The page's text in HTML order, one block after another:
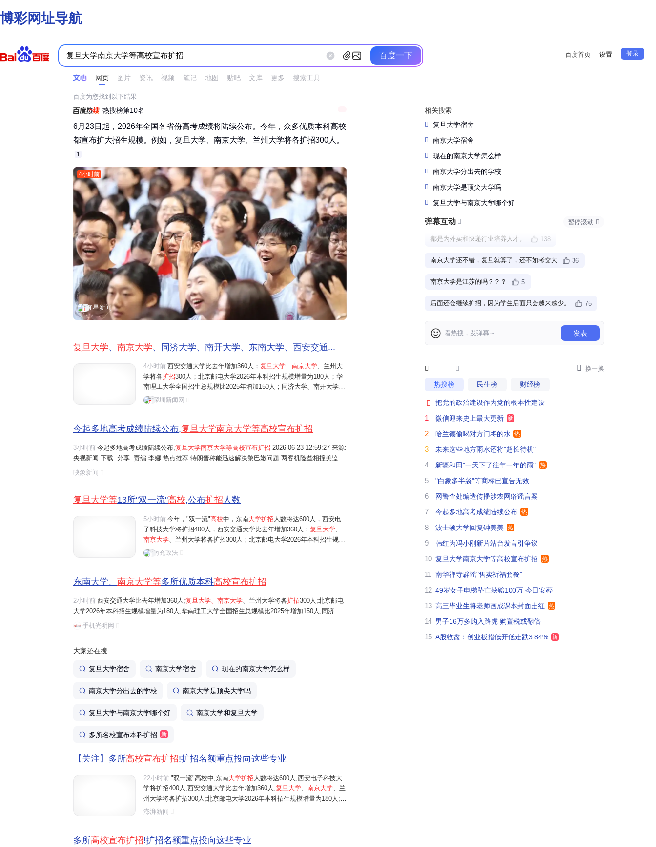
博彩网址导航
百度一下 百度首页 设置 登录
网页 图片 资讯 视频 笔记 地图 贴吧 文库 更多 搜索工具
相关搜索
复旦大学宿舍
南京大学宿舍
现在的南京大学怎么样
南京大学分出去的学校
南京大学是顶尖大学吗
复旦大学与南京大学哪个好
弹幕互动  暂停滚动 
138
都是为外卖和快递行业培养人才。
36
南京大学还不错，复旦就算了，还不如考交大
5
南京大学是江苏的吗？？？
75
后面还会继续扩招，因为学生后面只会越来越少。
36
扩招300人，一个标准寝室住6个，那就是50个寝室，得盖一栋宿舍楼啊
48
产业扩张啊，又有一部分"沉睡"资金被召唤出来。
千万别去武汉大学
愿每个孩子被合适学校录取
我想到了我们那时候扩招。新一次的轮回
32
努力赚钱，从高校开始！
武大法学别扩招就可以了
7
高考生今晚注定无眠
138
都是为外卖和快递行业培养人才。
5
南京大学是江苏的吗？？？
后面还会继续扩招，因为学生后面只会越来越少。
发表
   换一换
热搜榜 民生榜 财经榜
 把党的政治建设作为党的根本性建设
1 微信迎来史上最大更新 新
2 哈兰德偷喝对方门将的水 热
3 未来这些地方雨水还将"超长待机"
4 新疆和田"一天下了往年一年的雨" 热
5 "白象多半袋"等商标已宣告无效
6 网警查处编造传播涉农网络谣言案
7 今起多地高考成绩陆续公布 热
8 波士顿大学回复钟美美 热
9 韩红为冯小刚新片站台发言引争议
10 复旦大学南京大学等高校宣布扩招 热
11 南华禅寺辟谣"售卖祈福套餐"
12 49岁女子电梯坠亡获赔100万 今日安葬
13 高三毕业生将老师画成课本封面走红 热
14 男子16万多购入路虎 购置税或翻倍
15 A股收盘：创业板指低开低走跌3.84% 新
时间不限 所有网页和文件 站点内检索
百度为您找到以下结果
热搜榜第10名
6月23日起，2026年全国各省份高考成绩将陆续公布。今年，众多优质本科高校
都宣布扩大招生规模。例如，复旦大学、南京大学、兰州大学将各扩招300人。‌‌
1
4小时前
红星新闻
复旦大学、 南京大学、同济大学、南开大学、东南大学、西安交通...
4小时前 西安交通大学比去年增加360人； 复旦大学、南京大学、兰州大
学将各扩招300人；北京邮电大学2026年本科招生规模增量为180人；华
南理工大学全国招生总规模比2025年增加150人；同济大学、南开大学、
山东大学、中央财经大学、中国矿业大学（北京）等高校，2026年均新
深圳新闻网
今起多地高考成绩陆续公布,复旦大学南京大学等高校宣布扩招
3小时前 今起多地高考成绩陆续公布,复旦大学南京大学等高校宣布扩招 2026-06-23 12:59:27 来源:
央视新闻 下载: 分享: 责编:李娜 热点推荐 特朗普称能迅速解决黎巴嫩问题 两客机险些相撞美监管
部门启动调查 金价冲击5200美元难度大增,美银,德银,大摩等五大投行集体转向? 南方强降雨"梅完
映象新闻
复旦大学等13所"双一流"高校,公布扩招 人数
5小时前 今年，"双一流"高校中，东南大学扩招 人数将达600人，西安电
子科技大学将扩招400人，西安交通大学比去年增加360人； 复旦大学
南京大学 、兰州大学将各扩招300人；北京邮电大学2026年本科招生规模
增量为180人；华南理工大学全国招生总规模比2025年增加150人；同济
南充政法
东南大学、 南京大学等多所优质本科高校宣布扩招
2小时前 西安交通大学比去年增加360人;复旦大学、南京大学、兰州大学将各扩招300人;北京邮电
大学2026年本科招生规模增量为180人;华南理工大学全国招生总规模比2025年增加150人;同济大
学、南开大学、山东大学、中央财经大学、中国矿业大学(北京)等高校,2026年均新增100个招生名
手机光明网
大家还在搜
复旦大学宿舍 南京大学宿舍 现在的南京大学怎么样
南京大学分出去的学校 南京大学是顶尖大学吗
复旦大学与南京大学哪个好 南京大学和复旦大学
多所名校宣布本科扩招 新
【关注】多所高校宣布扩招!扩招名额重点投向这些专业
22小时前 "双一流"高校中,东南大学扩招 人数将达600人,西安电子科技大
学将扩招400人,西安交通大学比去年增加360人;复旦大学 南京大学 、兰
州大学将各扩招300人;北京邮电大学2026年本科招生规模增量为180人;华
南理工大学全国招生总规模比2025年增加150人;同济大学、南开大学、
澎湃新闻
多所高校宣布扩招!扩招名额重点投向这些专业